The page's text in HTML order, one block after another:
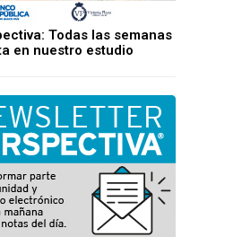
Todas las semanas
en nuestro estudio